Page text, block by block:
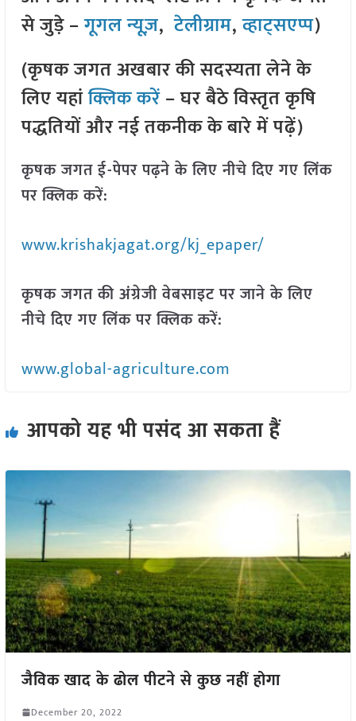
से जुड़े –गूगल न्यूज़,टेलीग्राम,व्हाट्सएप्प)
(कृषक जगत अखबार की सदस्यता लेने के
लिए यहांक्लिक करें– घर बैठे विस्तृत कृषि
पद्धतियों और नई तकनीक के बारे में पढ़ें)
कृषक जगत ई-पेपर पढ़ने के लिए नीचे दिए गए लिंक
पर क्लिक करें:
www.krishakjagat.org/kj_epaper/
कृषक जगत की अंग्रेजी वेबसाइट पर जाने के लिए
नीचे दिए गए लिंक पर क्लिक करें:
www.global-agriculture.com
आपको यह भी पसंद आ सकता हैं
जैविक खाद के ढोल पीटने से कुछ नहीं होगा
December 20, 2022